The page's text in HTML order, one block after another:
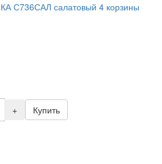
С736САЛ салатовый 4 корзины
+ Купить